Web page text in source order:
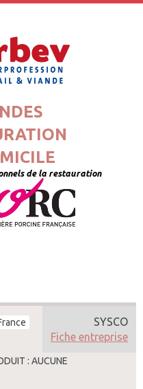
de la restauration
: AUCUNE
SYSCO
Fiche entreprise